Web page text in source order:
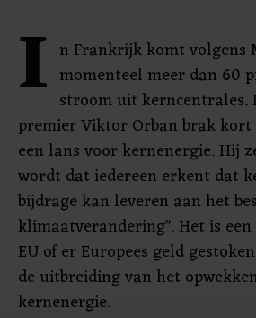
I n Frankrijk komt volgens
momenteel meer dan 60
stroom uit kerncentrales.
premier Viktor Orban brak
een lans voor kernenergie. Hij
wordt dat iedereen erkent dat
bijdrage kan leveren aan het
klimaatverandering". Het is
EU of er Europees geld
de uitbreiding van het
kernenergie.